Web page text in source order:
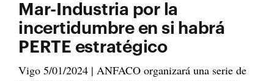
Mar-Industria por la
incertidumbre en si habrá
PERTE estratégico
Vigo 5/01/2024 | ANFACO organizará una serie de